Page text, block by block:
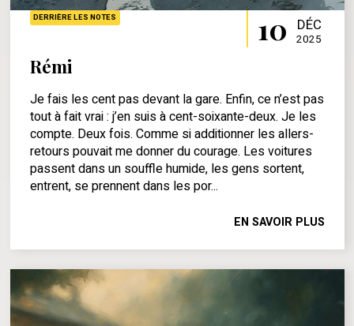
DERRIÈRE LES NOTES 10 DÉC
2025
Rémi
Je fais les cent pas devant la gare. Enfin, ce n’est pas
tout à fait vrai : j’en suis à cent-soixante-deux. Je les
compte. Deux fois. Comme si additionner les allers-
retours pouvait me donner du courage. Les voitures
passent dans un souffle humide, les gens sortent,
entrent, se prennent dans les por...
EN SAVOIR PLUS